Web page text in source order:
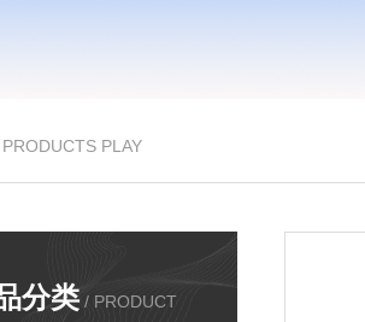
PLAY
分类 / PRODUCT